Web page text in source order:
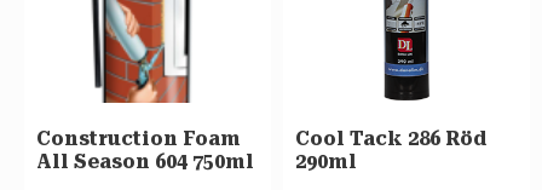
Construction Foam
All Season 604 750ml
Cool Tack 286 Röd
290ml